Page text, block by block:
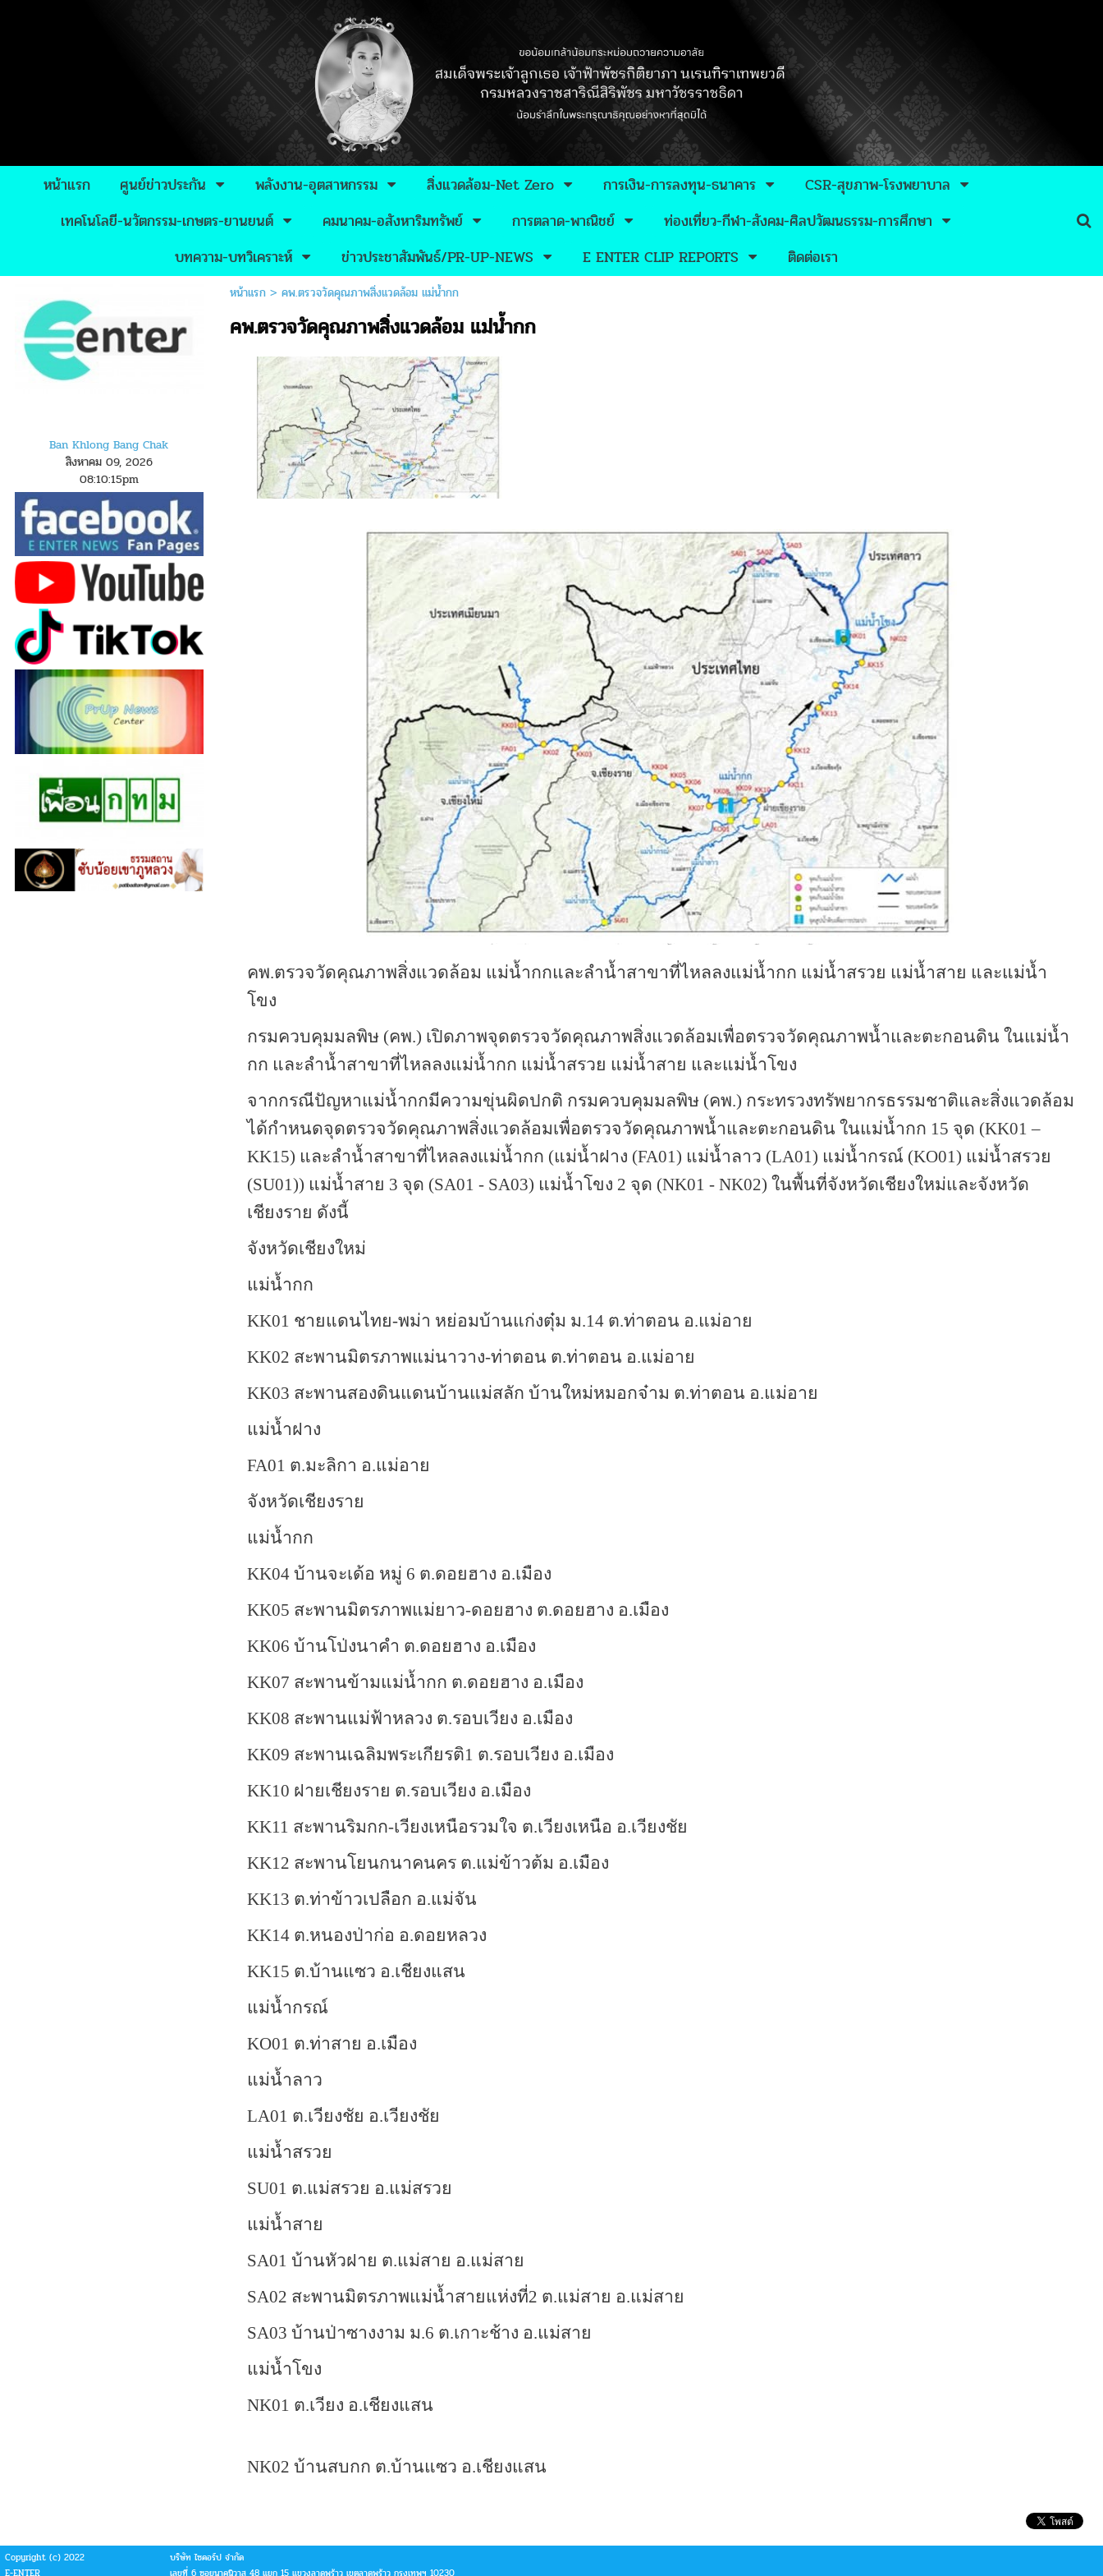
หน้าแรก ศูนย์ข่าวประกัน พลังงาน-อุตสาหกรรม สิ่งแวดล้อม-Net Zero การเงิน-การลงทุน-ธนาคาร
CSR-สุขภาพ-โรงพยาบาล
เทคโนโลยี-นวัตกรรม-เกษตร-ยานยนต์
คมนาคม-อสังหาริมทรัพย์ การตลาด-พาณิชย์
ท่องเที่ยว-กีฬา-สังคม-ศิลปวัฒนธรรม-การศึกษา
บทความ-บทวิเคราะห์
ข่าวประชาสัมพันธ์/PR-UP-NEWS E ENTER CLIP REPORTS ติดต่อเรา
Ban Khlong Bang Chak
สิงหาคม 09, 2026
08:10:16pm
หน้าแรก> คพ.ตรวจวัดคุณภาพสิ่งแวดล้อม แม่น้ำกก
คพ.ตรวจวัดคุณภาพสิ่งแวดล้อม แม่น้ำกก
คพ.ตรวจวัดคุณภาพสิ่งแวดล้อม แม่น้ำกกและลำน้ำสาขาที่ไหลลงแม่น้ำกก แม่น้ำสรวย แม่น้ำสาย และแม่น้ำ
โขง
กรมควบคุมมลพิษ (คพ.) เปิดภาพจุดตรวจวัดคุณภาพสิ่งแวดล้อมเพื่อตรวจวัดคุณภาพน้ำและตะกอนดิน ในแม่น้ำ
กก และลำน้ำสาขาที่ไหลลงแม่น้ำกก แม่น้ำสรวย แม่น้ำสาย และแม่น้ำโขง
จากกรณีปัญหาแม่น้ำกกมีความขุ่นผิดปกติ กรมควบคุมมลพิษ (คพ.) กระทรวงทรัพยากรธรรมชาติและสิ่งแวดล้อม
ได้กำหนดจุดตรวจวัดคุณภาพสิ่งแวดล้อมเพื่อตรวจวัดคุณภาพน้ำและตะกอนดิน ในแม่น้ำกก 15 จุด (KK01 –
KK15) และลำน้ำสาขาที่ไหลลงแม่น้ำกก (แม่น้ำฝาง (FA01) แม่น้ำลาว (LA01) แม่น้ำกรณ์ (KO01) แม่น้ำสรวย
(SU01)) แม่น้ำสาย 3 จุด (SA01 - SA03) แม่น้ำโขง 2 จุด (NK01 -NK02) ในพื้นที่จังหวัดเชียงใหม่และจังหวัด
เชียงราย ดังนี้
จังหวัดเชียงใหม่
แม่น้ำกก
KK01 ชายแดนไทย-พม่า หย่อมบ้านแก่งตุ๋ม ม.14 ต.ท่าตอน อ.แม่อาย
KK02 สะพานมิตรภาพแม่นาวาง-ท่าตอน ต.ท่าตอน อ.แม่อาย
KK03 สะพานสองดินแดนบ้านแม่สลัก บ้านใหม่หมอกจ๋าม ต.ท่าตอน อ.แม่อาย
แม่น้ำฝาง
FA01 ต.มะลิกา อ.แม่อาย
จังหวัดเชียงราย
แม่น้ำกก
KK04 บ้านจะเด้อ หมู่ 6 ต.ดอยฮาง อ.เมือง
KK05 สะพานมิตรภาพแม่ยาว-ดอยฮาง ต.ดอยฮาง อ.เมือง
KK06 บ้านโป่งนาคำ ต.ดอยฮาง อ.เมือง
KK07 สะพานข้ามแม่น้ำกก ต.ดอยฮาง อ.เมือง
KK08 สะพานแม่ฟ้าหลวง ต.รอบเวียง อ.เมือง
KK09 สะพานเฉลิมพระเกียรติ1 ต.รอบเวียง อ.เมือง
KK10 ฝายเชียงราย ต.รอบเวียง อ.เมือง
KK11 สะพานริมกก-เวียงเหนือรวมใจ ต.เวียงเหนือ อ.เวียงชัย
KK12 สะพานโยนกนาคนคร ต.แม่ข้าวต้ม อ.เมือง
KK13 ต.ท่าข้าวเปลือก อ.แม่จัน
KK14 ต.หนองป่าก่อ อ.ดอยหลวง
KK15 ต.บ้านแซว อ.เชียงแสน
แม่น้ำกรณ์
KO01 ต.ท่าสาย อ.เมือง
แม่น้ำลาว
LA01 ต.เวียงชัย อ.เวียงชัย
แม่น้ำสรวย
SU01 ต.แม่สรวย อ.แม่สรวย
แม่น้ำสาย
SA01 บ้านหัวฝาย ต.แม่สาย อ.แม่สาย
SA02 สะพานมิตรภาพแม่น้ำสายแห่งที่2 ต.แม่สาย อ.แม่สาย
SA03 บ้านป่าซางงาม ม.6 ต.เกาะช้าง อ.แม่สาย
แม่น้ำโขง
NK01 ต.เวียง อ.เชียงแสน
NK02 บ้านสบกก ต.บ้านแซว อ.เชียงแสน
Copyright (c) 2022
บริษัท ไซคอร์ป จำกัด